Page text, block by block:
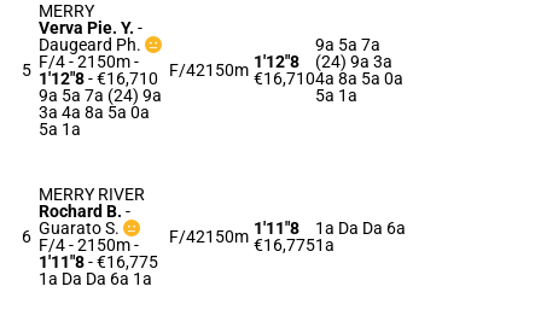
5
MERRY
Verva Pie. Y. -
Daugeard Ph.
F/4 - 2150m-
1'12"8- €16,710
9a 5a 7a (24) 9a
3a 4a 8a 5a 0a
5a 1a
F/42150m 1'12"8
€16,710
9a 5a 7a
(24) 9a 3a
4a 8a 5a 0a
5a 1a
6
MERRY RIVER
Rochard B. -
Guarato S.
F/4 - 2150m-
1'11"8- €16,775
1a Da Da 6a 1a
F/42150m 1'11"8
€16,775
1a Da Da 6a
1a